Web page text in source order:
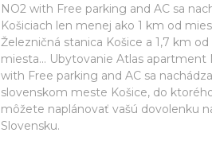
NO2 with Free parking and AC sa
Košiciach len menej ako 1 km od
Železničná stanica Košice a 1,7 km od
miesta... Ubytovanie Atlas apartment
with Free parking and AC sa
slovenskom meste Košice, do
môžete naplánovať vašú dovolenku
Slovensku.